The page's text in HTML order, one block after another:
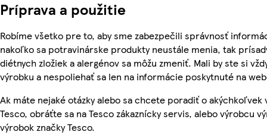
Príprava a použitie
Robíme všetko pre to, aby sme zabezpečili správnosť
nakoľko sa potravinárske produkty neustále menia, tak
diétnych zložiek a alergénov sa môžu zmeniť. Mali by ste si
výrobku a nespoliehať sa len na informácie poskytnuté na
Ak máte nejaké otázky alebo sa chcete poradiť o akýchkoľvek
Tesco, obráťte sa na Tesco zákaznícky servis, alebo výrobcu
výrobok značky Tesco.